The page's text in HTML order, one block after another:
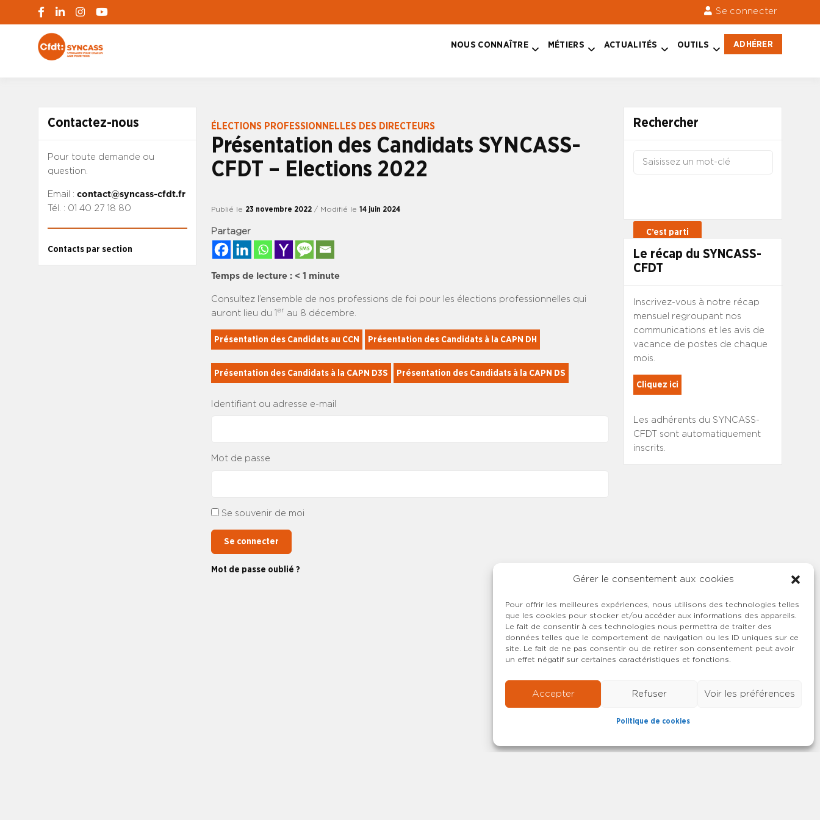
Gérer le consentement aux cookies
Pour offrir les meilleures expériences, nous utilisons des technologies telles
que les cookies pour stocker et/ou accéder aux informations des appareils.
Le fait de consentir à ces technologies nous permettra de traiter des
données telles que le comportement de navigation ou les ID uniques sur ce
site. Le fait de ne pas consentir ou de retirer son consentement peut avoir
un effet négatif sur certaines caractéristiques et fonctions.
Accepter Refuser Voir les préférences
Politique de cookies
Se connecter
NOUS CONNAÎTRE MÉTIERS ACTUALITÉS OUTILS ADHÉRER
Contactez-nous
Pour toute demande ou
question.
Email : contact@syncass-cfdt.fr
Tél. : 01 40 27 18 80
Contacts par section
ÉLECTIONS PROFESSIONNELLES DES DIRECTEURS
Présentation des Candidats SYNCASS-
CFDT – Elections 2022
Publié le 23 novembre 2022 / Modifié le 14 juin 2024
Partager
Temps de lecture : < 1 minute
Consultez l’ensemble de nos professions de foi pour les élections professionnelles qui
auront lieu du 1 er au 8 décembre.
Présentation des Candidats au CCN Présentation des Candidats à la CAPN DH
Présentation des Candidats à la CAPN D3S Présentation des Candidats à la CAPN DS
Identifiant ou adresse e-mail
Mot de passe
Se souvenir de moi
Se connecter
Mot de passe oublié ?
Rechercher
Le récap du SYNCASS-
CFDT
Inscrivez-vous à notre récap
mensuel regroupant nos
communications et les avis de
vacance de postes de chaque
mois.
Cliquez ici
Les adhérents du SYNCASS-
CFDT sont automatiquement
inscrits.